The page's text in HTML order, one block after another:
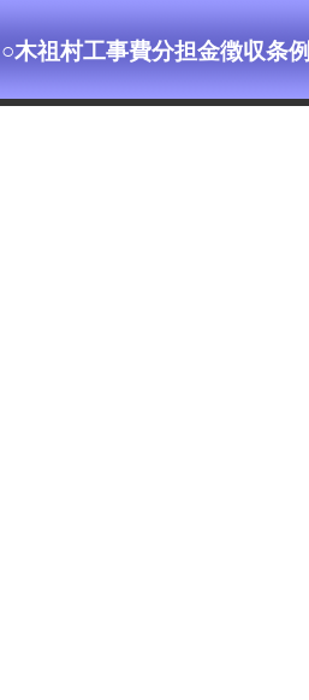
○木祖村工事費分担金徴収条例